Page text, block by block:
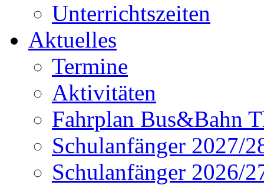
Unterrichtszeiten
Aktuelles
Termine
Aktivitäten
Fahrplan Bus&Bahn
Schulanfänger 2027/
Schulanfänger 2026/